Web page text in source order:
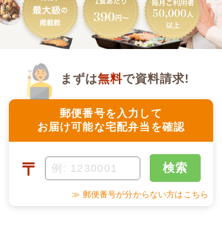
郵便番号を入力して
お届け可能な宅配弁当を確認
まずは無料で資料請求!
〒 検索
≫ 郵便番号が分からない方はこちら